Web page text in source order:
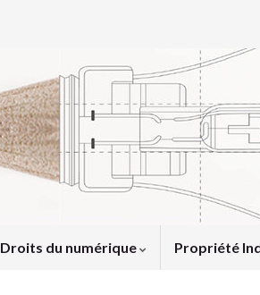
Droits du numérique Propriété